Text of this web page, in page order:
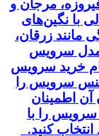
مرجان و
نگین‌های
زرقان،
سرویس
خرید سرویس
سرویس را
اطمینان
را با
کنید.